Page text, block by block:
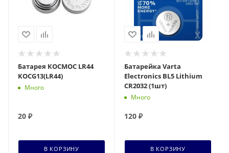
Батарея КОСМОС LR44
KOCG13(LR44)
Много
20 ₽
В КОРЗИНУ
Батарейка Varta
Electronics BL5 Lithium
CR2032 (1шт)
Много
120 ₽
В КОРЗИНУ